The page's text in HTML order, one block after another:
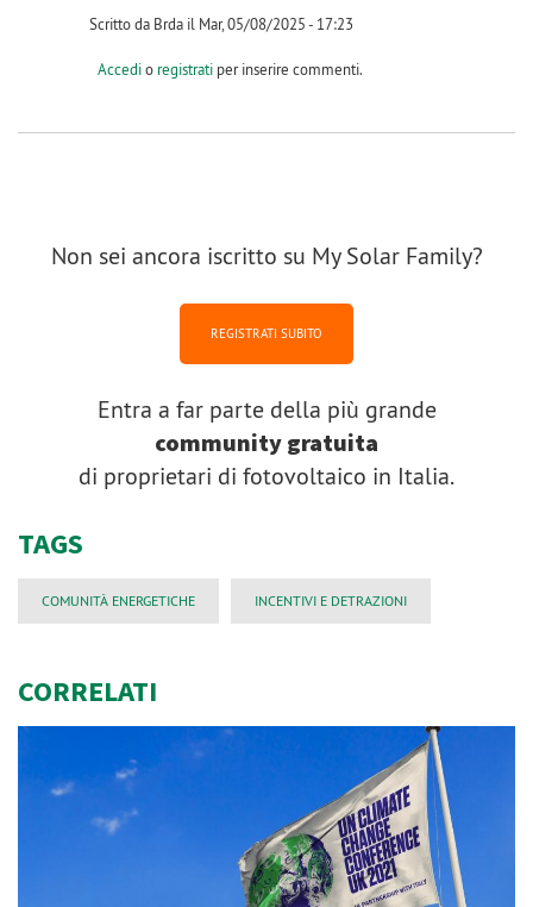
Scritto da Brda il Mar, 05/08/2025 - 17:23
Accedio registratiper inserire commenti.
Non sei ancora iscritto su My Solar Family?
REGISTRATI SUBITO
Entra a far parte della più grande
community gratuita
di proprietari di fotovoltaico in Italia.
TAGS
COMUNITÀ ENERGETICHE INCENTIVI E DETRAZIONI
CORRELATI